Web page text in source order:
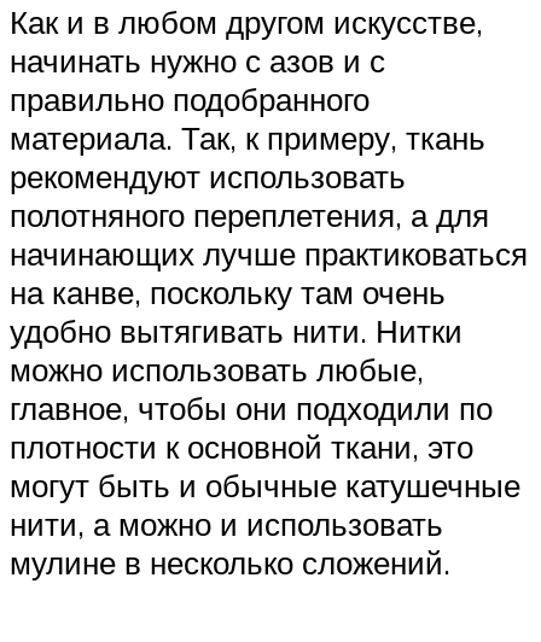
Как и в любом другом искусстве,
начинать нужно с азов и с
правильно подобранного
материала. Так, к примеру, ткань
рекомендуют использовать
полотняного переплетения, а для
начинающих лучше практиковаться
на канве, поскольку там очень
удобно вытягивать нити. Нитки
можно использовать любые,
главное, чтобы они подходили по
плотности к основной ткани, это
могут быть и обычные катушечные
нити, а можно и использовать
мулине в несколько сложений.